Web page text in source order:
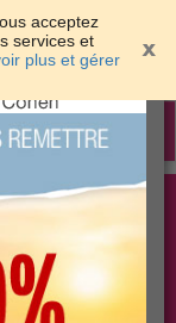
acceptez
services et
plus et gérer
et être bien
×